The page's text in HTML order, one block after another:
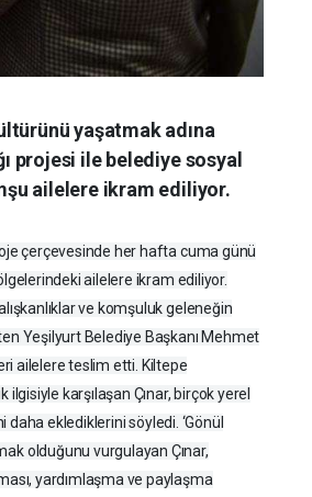
yaşatmak adına
projesi ile belediye sosyal
ailelere ikram ediliyor.
çerçevesinde her hafta cuma günü
ailelere ikram ediliyor.
ve komşuluk geleneğin
Yeşilyurt Belediye Başkanı Mehmet
ailelere teslim etti. Kiltepe
karşılaşan Çınar, birçok yerel
daha eklediklerini söyledi. ‘Gönül
olduğunu vurgulayan Çınar,
yardımlaşma ve paylaşma